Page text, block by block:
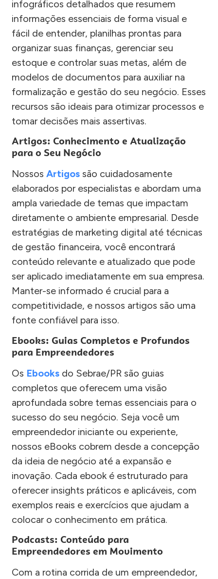
infográficos detalhados que resumem
informações essenciais de forma visual e
fácil de entender, planilhas prontas para
organizar suas finanças, gerenciar seu
estoque e controlar suas metas, além de
modelos de documentos para auxiliar na
formalização e gestão do seu negócio. Esses
recursos são ideais para otimizar processos e
tomar decisões mais assertivas.
Artigos: Conhecimento e Atualização
para o Seu Negócio
Nossos Artigos são cuidadosamente
elaborados por especialistas e abordam uma
ampla variedade de temas que impactam
diretamente o ambiente empresarial. Desde
estratégias de marketing digital até técnicas
de gestão financeira, você encontrará
conteúdo relevante e atualizado que pode
ser aplicado imediatamente em sua empresa.
Manter-se informado é crucial para a
competitividade, e nossos artigos são uma
fonte confiável para isso.
Ebooks: Guias Completos e Profundos
para Empreendedores
Os Ebooks do Sebrae/PR são guias
completos que oferecem uma visão
aprofundada sobre temas essenciais para o
sucesso do seu negócio. Seja você um
empreendedor iniciante ou experiente,
nossos eBooks cobrem desde a concepção
da ideia de negócio até a expansão e
inovação. Cada ebook é estruturado para
oferecer insights práticos e aplicáveis, com
exemplos reais e exercícios que ajudam a
colocar o conhecimento em prática.
Podcasts: Conteúdo para
Empreendedores em Movimento
Com a rotina corrida de um empreendedor,